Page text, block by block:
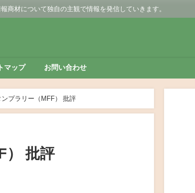
商材について独自の主観で情報を発信していきます。
マップ お問い合わせ
プラリー（MFF） 批評
） 批評